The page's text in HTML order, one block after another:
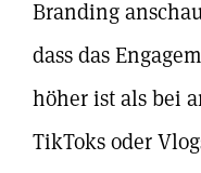
Branding
dass das
höher ist als bei
TikToks oder